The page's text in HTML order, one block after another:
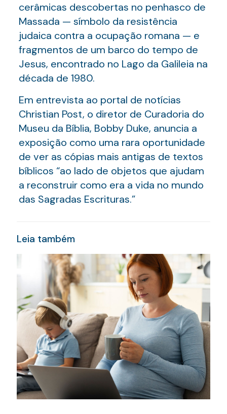
cerâmicas descobertas no penhasco de
Massada — símbolo da resistência
judaica contra a ocupação romana — e
fragmentos de um barco do tempo de
Jesus, encontrado no Lago da Galileia na
década de 1980.
Em entrevista ao portal de notícias
Christian Post, o diretor de Curadoria do
Museu da Bíblia, Bobby Duke, anuncia a
exposição como uma rara oportunidade
de ver as cópias mais antigas de textos
bíblicos “ao lado de objetos que ajudam
a reconstruir como era a vida no mundo
das Sagradas Escrituras.”
Leia também